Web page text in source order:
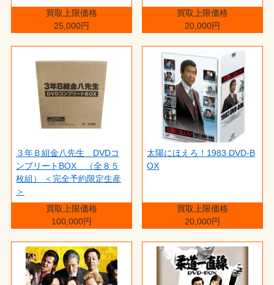
買取上限価格
25,000円
買取上限価格
20,000円
３年Ｂ組金八先生 DVDコ
ンプリートBOX （全８５
枚組） ＜完全予約限定生産
＞
買取上限価格
100,000円
太陽にほえろ！1983 DVD-B
OX
買取上限価格
20,000円